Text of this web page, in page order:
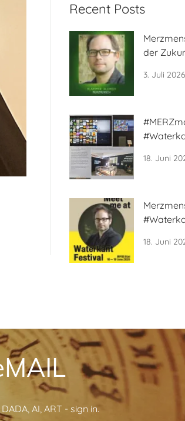
Recent Posts
der
3. Juli 2026
18. Juni
18. Juni
AI, ART - sign in.